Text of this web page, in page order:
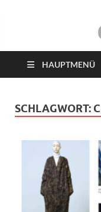
das
HAUPTMENÜ
SCHLAGWORT: